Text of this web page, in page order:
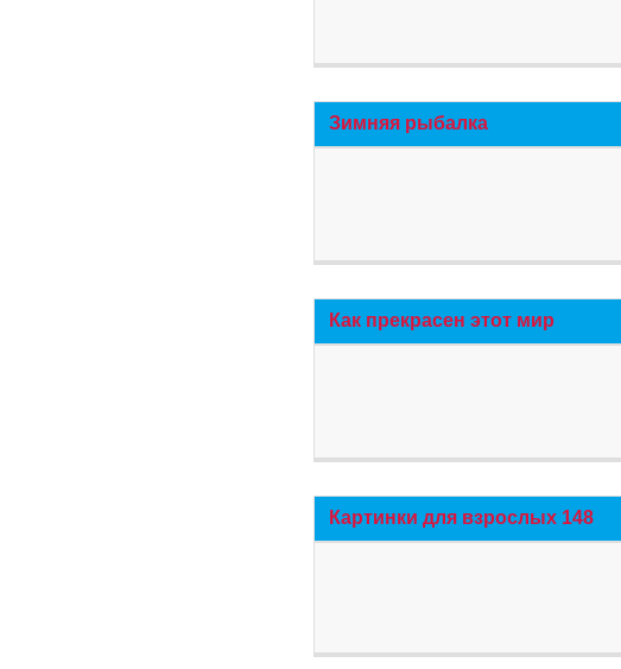
Зимняя рыбалка
Как прекрасен этот мир
Картинки для взрослых 148